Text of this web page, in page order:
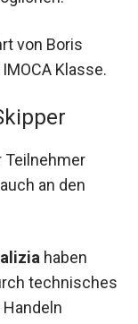
von Boris
Klasse.
Teilnehmer
an den
haben
technisches